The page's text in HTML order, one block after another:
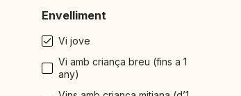
Envelliment
Vi jove
Vi amb criança breu (fins a 1
any)